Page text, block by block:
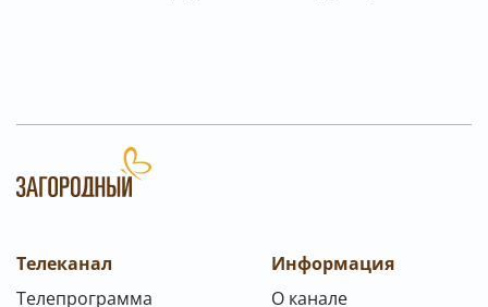
Телеканал
Телепрограмма
Информация
О канале